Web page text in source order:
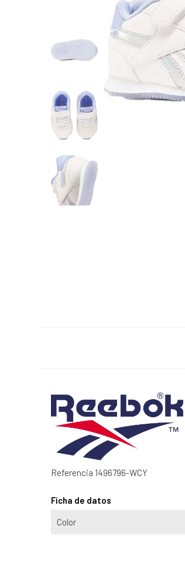
Referencia 1496796-WCY
Ficha de datos
Color